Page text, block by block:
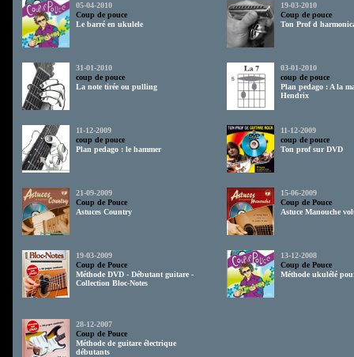
05-04-2010
Coup de pouce
Le barré en ukulele
19-03-2010
Coup de pouce
Ton Prof d
31-01-2010
coup de pouce
La note tirée ou pulling
03-01-2010
coup de pouce
Plan pedago : A la
Hendrix
11-12-2009
coup de pouce
Plan pedago : le hammer
11-12-2009
coup de pouce
Ton prof sur DVD
21-09-2009
Coup de Pouce
Astuces Country
15-06-2009
Coup de Pouce
Astuce Manouche
19-03-2009
Coup de Pouce
Méthode DVD - Débutant guitare -
Collection Bloc-Notes
13-12-2008
Coup de Pouce
Méthode ukulélé
28-12-2007
Coup de Pouce
Méthode de guitare électrique
débutants